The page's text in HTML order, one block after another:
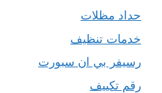
حداد مظلات
خدمات تنظيف
رسيفر بي ان سبورت
رقم تكييف